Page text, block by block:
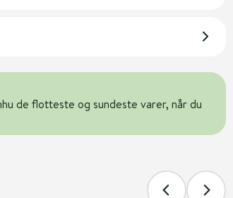
de flotteste og sundeste varer, når du